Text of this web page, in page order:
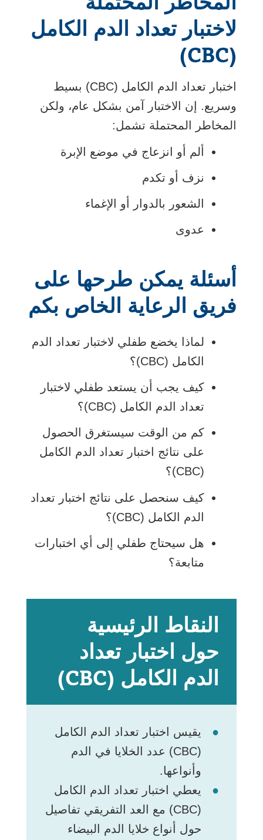
لاختبار تعداد الدم الكامل
(CBC)
اختبار تعداد الدم الكامل (CBC) بسيط
وسريع. إن الاختبار آمن بشكل عام، ولكن
المخاطر المحتملة تشمل:
ألم أو انزعاج في موضع الإبرة
نزف أو تكدم
الشعور بالدوار أو الإغماء
عدوى
أسئلة يمكن طرحها على
فريق الرعاية الخاص بكم
لماذا يخضع طفلي لاختبار تعداد الدم
الكامل (CBC)؟
كيف يجب أن يستعد طفلي لاختبار
تعداد الدم الكامل (CBC)؟
كم من الوقت سيستغرق الحصول
على نتائج اختبار تعداد الدم الكامل
(CBC)؟
كيف سنحصل على نتائج اختبار تعداد
الدم الكامل (CBC)؟
هل سيحتاج طفلي إلى أي اختبارات
متابعة؟
النقاط الرئيسية
حول اختبار تعداد
الدم الكامل (CBC)
يقيس اختبار تعداد الدم الكامل
(CBC) عدد الخلايا في الدم
وأنواعها.
يعطي اختبار تعداد الدم الكامل
(CBC) مع العد التفريقي تفاصيل
حول أنواع خلايا الدم البيضاء